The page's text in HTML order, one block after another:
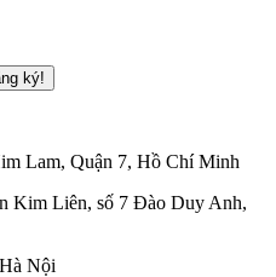
ký!
Lam, Quận 7, Hồ Chí Minh
Kim Liên, số 7 Đào Duy Anh,
Nội